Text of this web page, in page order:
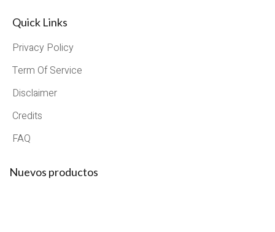
Quick Links
Privacy Policy
Term Of Service
Disclaimer
Credits
FAQ
Nuevos productos